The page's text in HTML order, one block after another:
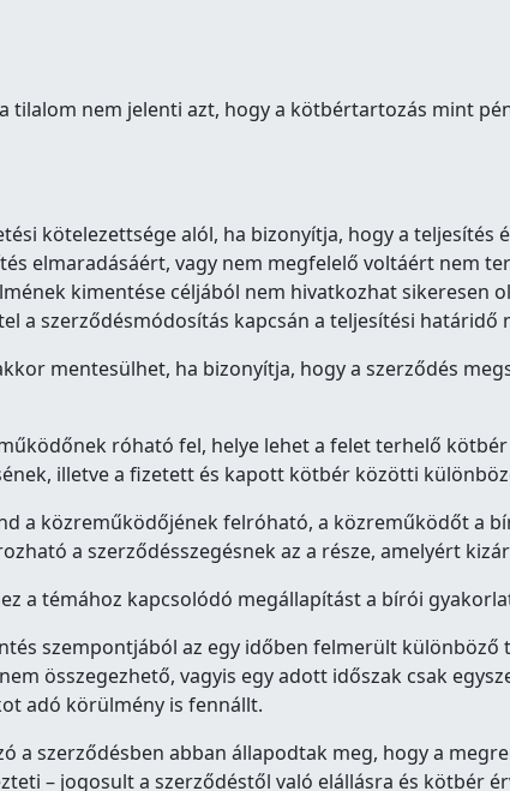
tilalom nem jelenti azt, hogy a kötbértartozás mint
kötelezettsége alól, ha bizonyítja, hogy a teljesítés
elmaradásáért, vagy nem megfelelő voltáért nem
kimentése céljából nem hivatkozhat sikeresen
a szerződésmódosítás kapcsán a teljesítési határidő
mentesülhet, ha bizonyítja, hogy a szerződés
róható fel, helye lehet a felet terhelő
illetve a fizetett és kapott kötbér közötti
a közreműködőjének felróható, a közreműködőt a
a szerződésszegésnek az a része, amelyért
a témához kapcsolódó megállapítást a bírói
szempontjából az egy időben felmerült különböző
összegezhető, vagyis egy adott időszak csak
adó körülmény is fennállt.
a szerződésben abban állapodtak meg, hogy a
– jogosult a szerződéstől való elállásra és kötbér